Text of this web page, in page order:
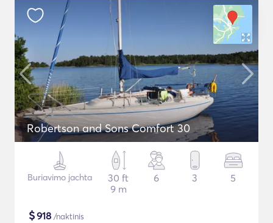
Robertson and Sons Comfort 30
Buriavimo jachta
30 ft
9 m
6 3 5
$918 /naktinis